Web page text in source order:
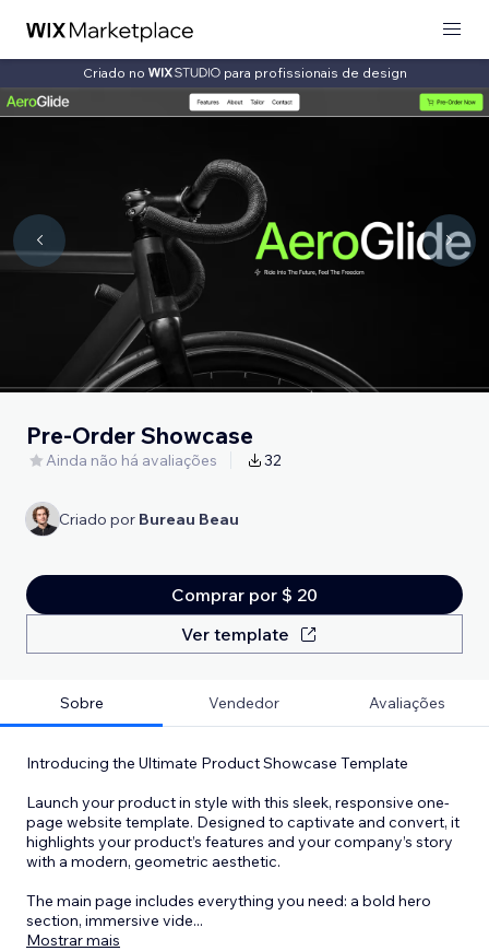
Criado no para profissionais de design
Pre-Order Showcase
Ainda não há avaliações 32
Criado por Bureau Beau
Comprar por $ 20
Ver template
Sobre Vendedor Avaliações
Introducing the Ultimate Product Showcase Template
Launch your product in style with this sleek, responsive one-
page website template. Designed to captivate and convert, it
highlights your product’s features and your company’s story
with a modern, geometric aesthetic.
The main page includes everything you need: a bold hero
section, immersive vide...
Mostrar mais